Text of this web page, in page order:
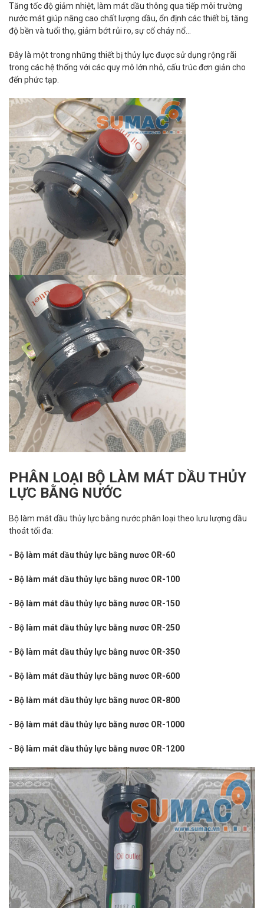
Tăng tốc độ giảm nhiệt, làm mát dầu thông qua tiếp môi trường
nước mát giúp nâng cao chất lượng dầu, ổn định các thiết bị, tăng
độ bền và tuổi thọ, giảm bớt rủi ro, sự cố cháy nổ…
Đây là một trong những thiết bị thủy lực được sử dụng rộng rãi
trong các hệ thống với các quy mô lớn nhỏ, cấu trúc đơn giản cho
đến phức tạp.
PHÂN LOẠI BỘ LÀM MÁT DẦU THỦY
LỰC BẰNG NƯỚC
Bộ làm mát dầu thủy lực bằng nước phân loại theo lưu lượng dầu
thoát tối đa:
- Bộ làm mát dầu thủy lực bằng nươc OR-60
- Bộ làm mát dầu thủy lực bằng nươc OR-100
- Bộ làm mát dầu thủy lực bằng nươc OR-150
- Bộ làm mát dầu thủy lực bằng nươc OR-250
- Bộ làm mát dầu thủy lực bằng nươc OR-350
- Bộ làm mát dầu thủy lực bằng nươc OR-600
- Bộ làm mát dầu thủy lực bằng nươc OR-800
- Bộ làm mát dầu thủy lực bằng nươc OR-1000
- Bộ làm mát dầu thủy lực bằng nươc OR-1200